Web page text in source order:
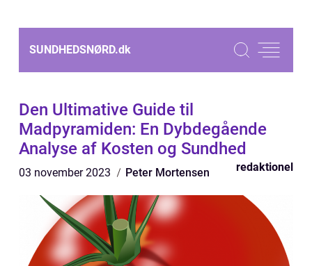
SUNDHEDSNØRD.dk
Den Ultimative Guide til
Madpyramiden: En Dybdegående
Analyse af Kosten og Sundhed
03 november 2023 Peter Mortensen redaktionel